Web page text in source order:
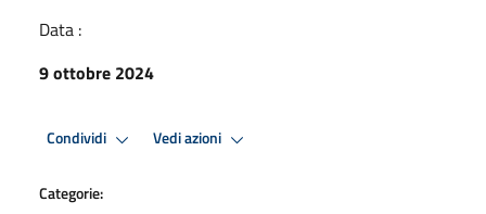
Data :
9 ottobre 2024
Condividi Vedi azioni
Categorie: